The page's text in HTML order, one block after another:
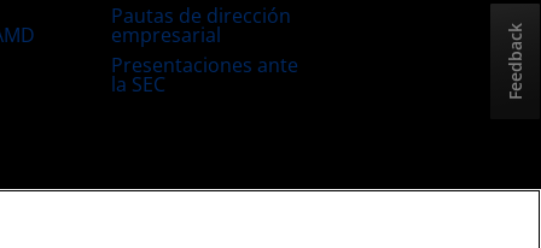
Feedback
Pautas de dirección
empresarial
Presentaciones ante
la SEC